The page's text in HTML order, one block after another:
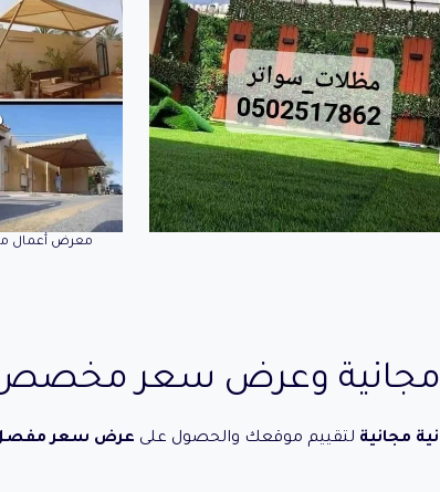
معرض أعمال
مجانية وعرض سعر
مجانية لتقييم موقعك والحصول على عرض سعر